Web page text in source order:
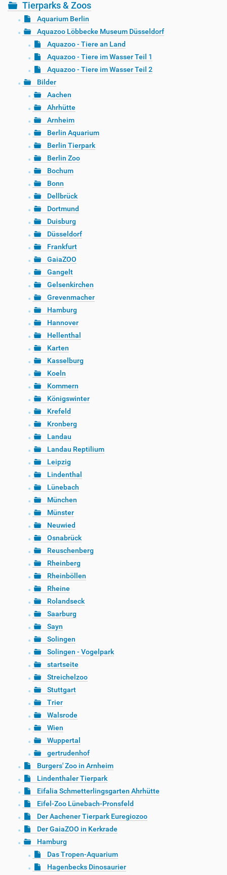
Tierparks & Zoos
Aquarium Berlin
Aquazoo Löbbecke Museum Düsseldorf
Aquazoo - Tiere an Land
Aquazoo - Tiere im Wasser Teil 1
Aquazoo - Tiere im Wasser Teil 2
Bilder
Aachen
Ahrhütte
Arnheim
Berlin Aquarium
Berlin Tierpark
Berlin Zoo
Bochum
Bonn
Dellbrück
Dortmund
Duisburg
Düsseldorf
Frankfurt
GaiaZOO
Gangelt
Gelsenkirchen
Grevenmacher
Hamburg
Hannover
Hellenthal
Karten
Kasselburg
Koeln
Kommern
Königswinter
Krefeld
Kronberg
Landau
Landau Reptilium
Leipzig
Lindenthal
Lünebach
München
Münster
Neuwied
Osnabrück
Reuschenberg
Rheinberg
Rheinböllen
Rheine
Rolandseck
Saarburg
Sayn
Solingen
Solingen - Vogelpark
startseite
Streichelzoo
Stuttgart
Trier
Walsrode
Wien
Wuppertal
gertrudenhof
Burgers' Zoo in Arnheim
Lindenthaler Tierpark
Eifalia Schmetterlingsgarten Ahrhütte
Eifel-Zoo Lünebach-Pronsfeld
Der Aachener Tierpark Euregiozoo
Der GaiaZOO in Kerkrade
Hamburg
Das Tropen-Aquarium
Hagenbecks Dinosaurier